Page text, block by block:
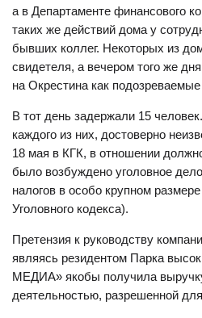
а в Департаменте финансового
таких же действий дома у
бывших коллег. Некоторых из
свидетеля, а вечером того же
на Окрестина как
В тот день задержали 15
каждого из них, достоверно
18 мая в КГК, в отношении
было возбуждено уголовное
налогов в особо крупном
Уголовного кодекса).
Претензия к руководству
являясь резидентом Парка
МЕДИА» якобы получила
деятельностью, разрешенной